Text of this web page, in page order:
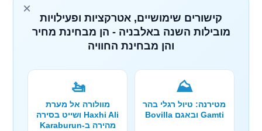
×
קישורים שימושיים, אטרקציות ופעילויות
מובילות השנה באלבניה - הן מבחינת מחיר
והן מבחינת החוויה
⛰️
מטירנה: טיול רגלי בהר
Gamti ובאגם Bovilla
🚤
מוולורה אל מערת
Haxhi Ali ושייט בסירה
מהירה ב-Karaburun